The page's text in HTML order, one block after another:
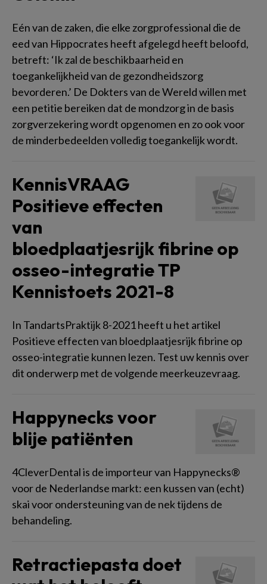
Eén van de zaken, die elke zorgprofessional die de
eed van Hippocrates heeft afgelegd heeft beloofd,
betreft: ‘Ik zal de beschikbaarheid en
toegankelijkheid van de gezondheidszorg
bevorderen.’ De Dokters van de Wereld willen met
een petitie bereiken dat de mondzorg in de basis
zorgverzekering wordt opgenomen en zo ook voor
de minderbedeelden volledig toegankelijk wordt.
KennisVRAAG
Positieve effecten
van
bloedplaatjesrijk fibrine op
osseo-integratie TP
Kennistoets 2021-8
In TandartsPraktijk 8-2021 heeft u het artikel
Positieve effecten van bloedplaatjesrijk fibrine op
osseo-integratie kunnen lezen. Test uw kennis over
dit onderwerp met de volgende meerkeuzevraag.
Happynecks voor
blije patiënten
4CleverDental is de importeur van Happynecks®
voor de Nederlandse markt: een kussen van (echt)
skai voor ondersteuning van de nek tijdens de
behandeling.
Retractiepasta doet